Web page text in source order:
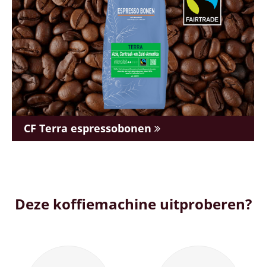
CF Terra espressobonen
Deze koffiemachine uitproberen?